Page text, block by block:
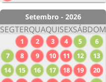
Setembro - 2026
SEGTERQUAQUISEXSÁBDOM
1 2 3 4 5
6
7
8 9 10 11 12
13
14
15 16 17 18 19
20